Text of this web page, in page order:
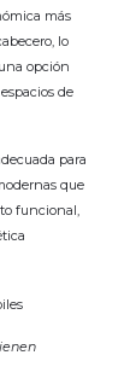
más
lo
opción
de
para
que
funcional,